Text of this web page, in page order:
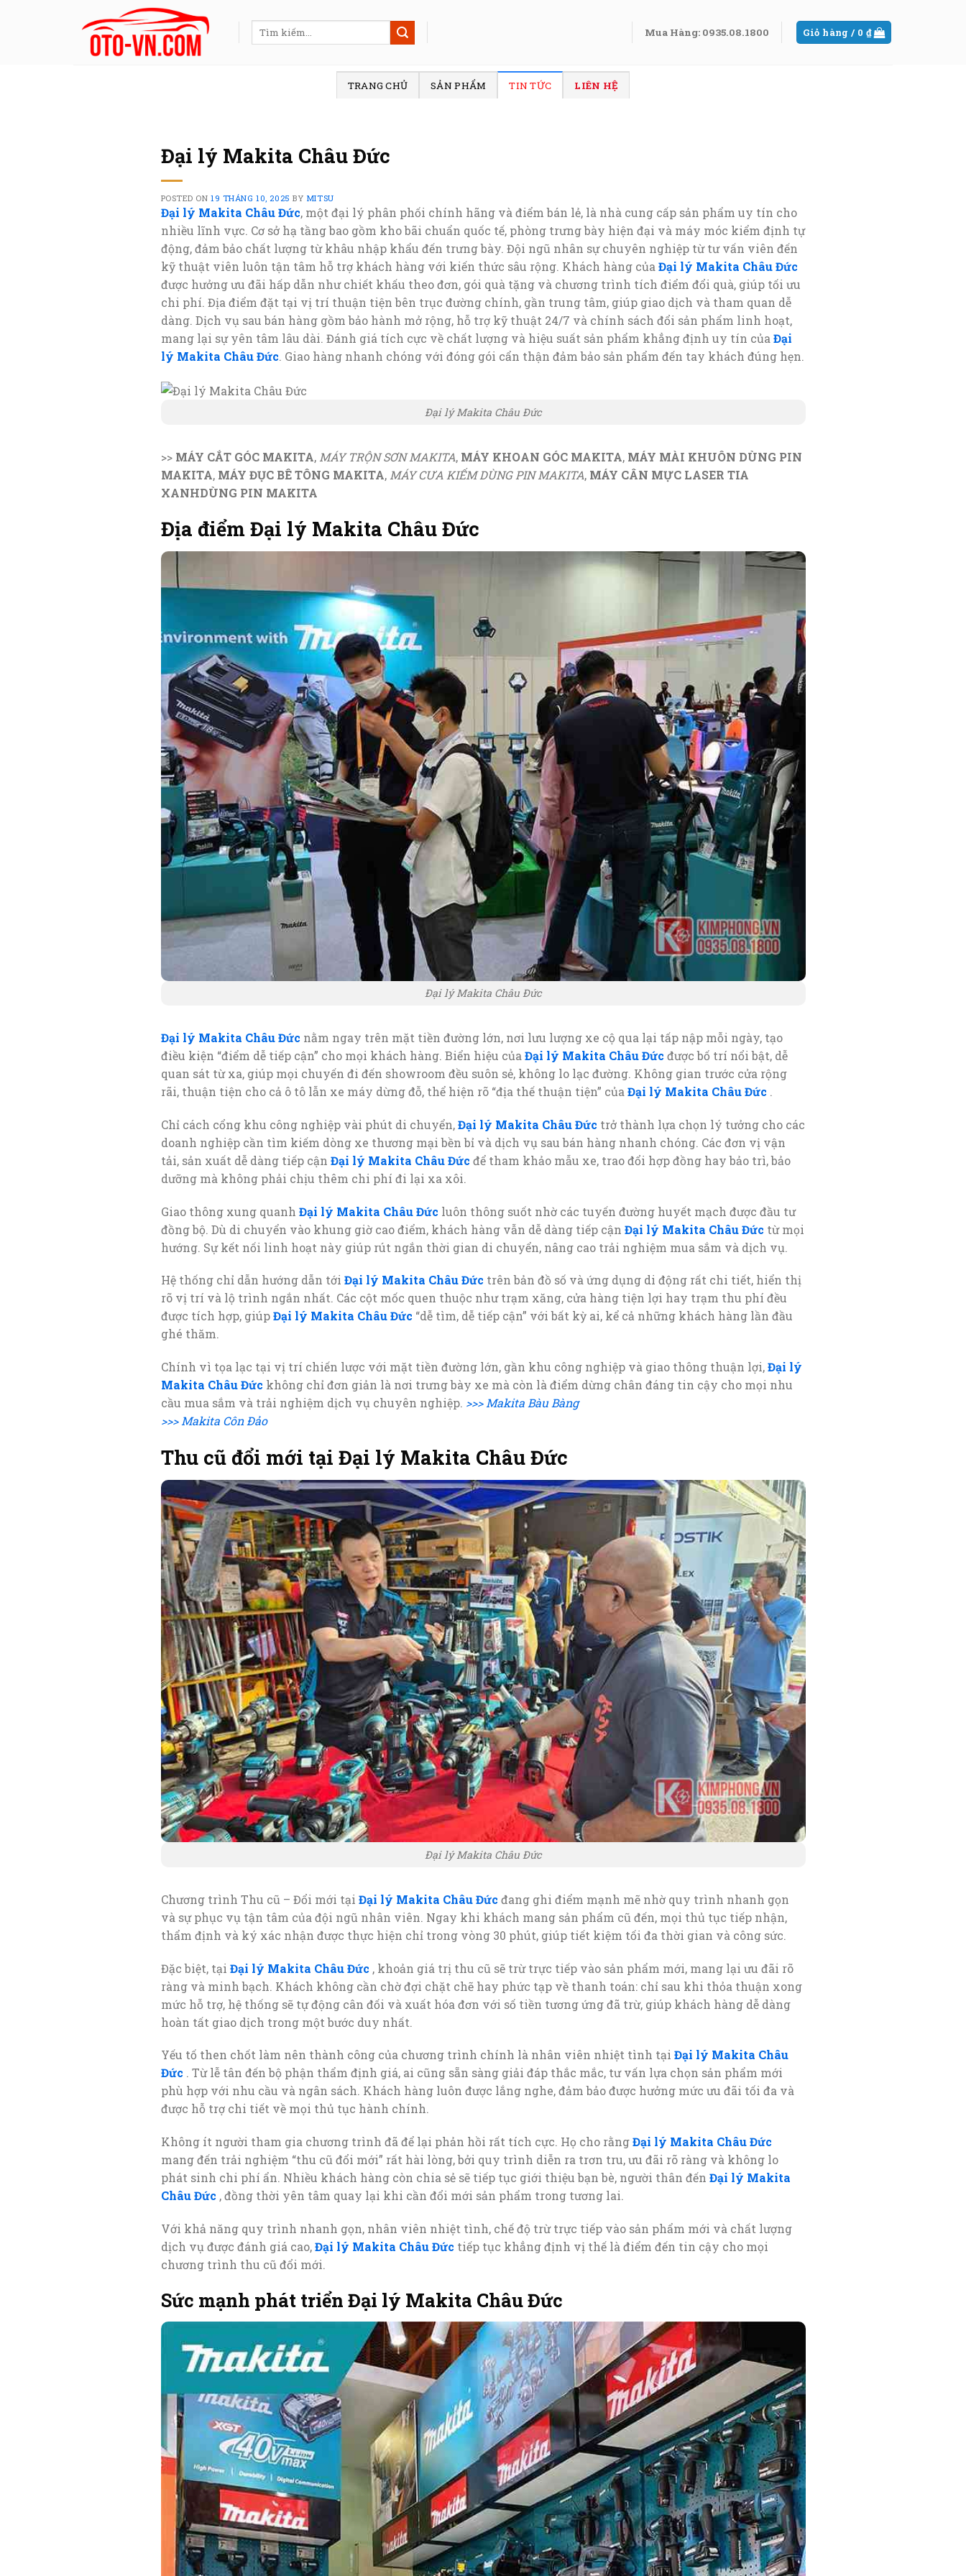
Tìm
kiếm:
Mua Hàng: 0935.08.1800 Giỏ hàng / 0 ₫
TRANG CHỦ SẢN PHẨM TIN TỨC LIÊN HỆ
Đại lý Makita Châu Đức
POSTED ON19 THÁNG 10, 2025 BY MITSU
Đại lý Makita Châu Đức, một đại lý phân phối chính hãng và điểm bán lẻ, là nhà cung cấp sản phẩm uy tín cho
nhiều lĩnh vực. Cơ sở hạ tầng bao gồm kho bãi chuẩn quốc tế, phòng trưng bày hiện đại và máy móc kiểm định tự
động, đảm bảo chất lượng từ khâu nhập khẩu đến trưng bày. Đội ngũ nhân sự chuyên nghiệp từ tư vấn viên đến
kỹ thuật viên luôn tận tâm hỗ trợ khách hàng với kiến thức sâu rộng. Khách hàng của Đại lý Makita Châu Đức
được hưởng ưu đãi hấp dẫn như chiết khấu theo đơn, gói quà tặng và chương trình tích điểm đổi quà, giúp tối ưu
chi phí. Địa điểm đặt tại vị trí thuận tiện bên trục đường chính, gần trung tâm, giúp giao dịch và tham quan dễ
dàng. Dịch vụ sau bán hàng gồm bảo hành mở rộng, hỗ trợ kỹ thuật 24/7 và chính sách đổi sản phẩm linh hoạt,
mang lại sự yên tâm lâu dài. Đánh giá tích cực về chất lượng và hiệu suất sản phẩm khẳng định uy tín của Đại
lý Makita Châu Đức. Giao hàng nhanh chóng với đóng gói cẩn thận đảm bảo sản phẩm đến tay khách đúng hẹn.
Đại lý Makita Châu Đức
>> MÁY CẮT GÓC MAKITA, MÁY TRỘN SƠN MAKITA, MÁY KHOAN GÓC MAKITA, MÁY MÀI KHUÔN DÙNG PIN
MAKITA, MÁY ĐỤC BÊ TÔNG MAKITA, MÁY CƯA KIẾM DÙNG PIN MAKITA, MÁY CÂN MỰC LASER TIA
XANHDÙNG PIN MAKITA
Địa điểm Đại lý Makita Châu Đức
Đại lý Makita Châu Đức
Đại lý Makita Châu Đức nằm ngay trên mặt tiền đường lớn, nơi lưu lượng xe cộ qua lại tấp nập mỗi ngày, tạo
điều kiện “điểm dễ tiếp cận” cho mọi khách hàng. Biển hiệu của Đại lý Makita Châu Đức được bố trí nổi bật, dễ
quan sát từ xa, giúp mọi chuyến đi đến showroom đều suôn sẻ, không lo lạc đường. Không gian trước cửa rộng
rãi, thuận tiện cho cả ô tô lẫn xe máy dừng đỗ, thể hiện rõ “địa thế thuận tiện” của Đại lý Makita Châu Đức .
Chỉ cách cổng khu công nghiệp vài phút di chuyển,Đại lý Makita Châu Đức trở thành lựa chọn lý tưởng cho các
doanh nghiệp cần tìm kiếm dòng xe thương mại bền bỉ và dịch vụ sau bán hàng nhanh chóng. Các đơn vị vận
tải, sản xuất dễ dàng tiếp cận Đại lý Makita Châu Đức để tham khảo mẫu xe, trao đổi hợp đồng hay bảo trì, bảo
dưỡng mà không phải chịu thêm chi phí đi lại xa xôi.
Giao thông xung quanh Đại lý Makita Châu Đức luôn thông suốt nhờ các tuyến đường huyết mạch được đầu tư
đồng bộ. Dù di chuyển vào khung giờ cao điểm, khách hàng vẫn dễ dàng tiếp cận Đại lý Makita Châu Đức từ mọi
hướng. Sự kết nối linh hoạt này giúp rút ngắn thời gian di chuyển, nâng cao trải nghiệm mua sắm và dịch vụ.
Hệ thống chỉ dẫn hướng dẫn tới Đại lý Makita Châu Đức trên bản đồ số và ứng dụng di động rất chi tiết, hiển thị
rõ vị trí và lộ trình ngắn nhất. Các cột mốc quen thuộc như trạm xăng, cửa hàng tiện lợi hay trạm thu phí đều
được tích hợp, giúpĐại lý Makita Châu Đức “dễ tìm, dễ tiếp cận” với bất kỳ ai, kể cả những khách hàng lần đầu
ghé thăm.
Chính vì tọa lạc tại vị trí chiến lược với mặt tiền đường lớn, gần khu công nghiệp và giao thông thuận lợi,Đại lý
Makita Châu Đức không chỉ đơn giản là nơi trưng bày xe mà còn là điểm dừng chân đáng tin cậy cho mọi nhu
cầu mua sắm và trải nghiệm dịch vụ chuyên nghiệp. >>> Makita Bàu Bàng
>>> Makita Côn Đảo
Thu cũ đổi mới tại Đại lý Makita Châu Đức
Đại lý Makita Châu Đức
Chương trình Thu cũ – Đổi mới tại Đại lý Makita Châu Đức đang ghi điểm mạnh mẽ nhờ quy trình nhanh gọn
và sự phục vụ tận tâm của đội ngũ nhân viên. Ngay khi khách mang sản phẩm cũ đến, mọi thủ tục tiếp nhận,
thẩm định và ký xác nhận được thực hiện chỉ trong vòng 30 phút, giúp tiết kiệm tối đa thời gian và công sức.
Đặc biệt, tại Đại lý Makita Châu Đức , khoản giá trị thu cũ sẽ trừ trực tiếp vào sản phẩm mới, mang lại ưu đãi rõ
ràng và minh bạch. Khách không cần chờ đợi chặt chẽ hay phức tạp về thanh toán: chỉ sau khi thỏa thuận xong
mức hỗ trợ, hệ thống sẽ tự động cân đối và xuất hóa đơn với số tiền tương ứng đã trừ, giúp khách hàng dễ dàng
hoàn tất giao dịch trong một bước duy nhất.
Yếu tố then chốt làm nên thành công của chương trình chính là nhân viên nhiệt tình tại Đại lý Makita Châu
Đức . Từ lễ tân đến bộ phận thẩm định giá, ai cũng sẵn sàng giải đáp thắc mắc, tư vấn lựa chọn sản phẩm mới
phù hợp với nhu cầu và ngân sách. Khách hàng luôn được lắng nghe, đảm bảo được hưởng mức ưu đãi tối đa và
được hỗ trợ chi tiết về mọi thủ tục hành chính.
Không ít người tham gia chương trình đã để lại phản hồi rất tích cực. Họ cho rằngĐại lý Makita Châu Đức
mang đến trải nghiệm “thu cũ đổi mới” rất hài lòng, bởi quy trình diễn ra trơn tru, ưu đãi rõ ràng và không lo
phát sinh chi phí ẩn. Nhiều khách hàng còn chia sẻ sẽ tiếp tục giới thiệu bạn bè, người thân đến Đại lý Makita
Châu Đức , đồng thời yên tâm quay lại khi cần đổi mới sản phẩm trong tương lai.
Với khả năng quy trình nhanh gọn, nhân viên nhiệt tình, chế độ trừ trực tiếp vào sản phẩm mới và chất lượng
dịch vụ được đánh giá cao,Đại lý Makita Châu Đức tiếp tục khẳng định vị thế là điểm đến tin cậy cho mọi
chương trình thu cũ đổi mới.
Sức mạnh phát triển Đại lý Makita Châu Đức